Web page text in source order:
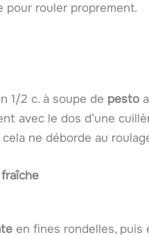
pour rouler proprement.
1/2 c. à soupe de pesto
avec le dos d’une
ne déborde au
en fines rondelles,